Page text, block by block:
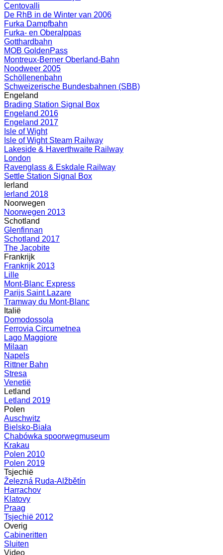
Centovalli
De RhB in de Winter van 2006
Furka Dampfbahn
Furka- en Oberalppas
Gotthardbahn
MOB GoldenPass
Montreux-Berner Oberland-Bahn
Noodweer 2005
Schöllenenbahn
Schweizerische Bundesbahnen (SBB)
Engeland
Brading Station Signal Box
Engeland 2016
Engeland 2017
Isle of Wight
Isle of Wight Steam Railway
Lakeside & Haverthwaite Railway
London
Ravenglass & Eskdale Railway
Settle Station Signal Box
Ierland
Ierland 2018
Noorwegen
Noorwegen 2013
Schotland
Glenfinnan
Schotland 2017
The Jacobite
Frankrijk
Frankrijk 2013
Lille
Mont-Blanc Express
Parijs Saint Lazare
Tramway du Mont-Blanc
Italië
Domodossola
Ferrovia Circumetnea
Lago Maggiore
Milaan
Napels
Rittner Bahn
Stresa
Venetië
Letland
Letland 2019
Polen
Auschwitz
Bielsko-Biała
Chabówka spoorwegmuseum
Krakau
Polen 2010
Polen 2019
Tsjechië
Železná Ruda-Alžbětín
Harrachov
Klatovy
Praag
Tsjechië 2012
Overig
Cabineritten
Sluiten
Video